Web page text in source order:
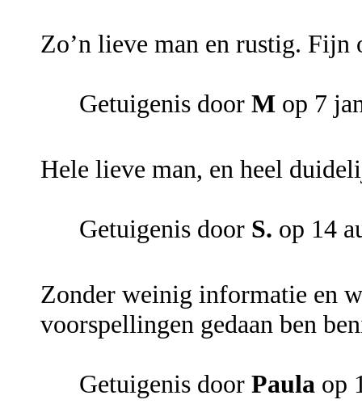
Zo’n lieve man en rustig. Fijn
Getuigenis door M op 7
Hele lieve man, en heel
Getuigenis door S. op 14
Zonder weinig informatie en
voorspellingen gedaan ben
Getuigenis door Paula op